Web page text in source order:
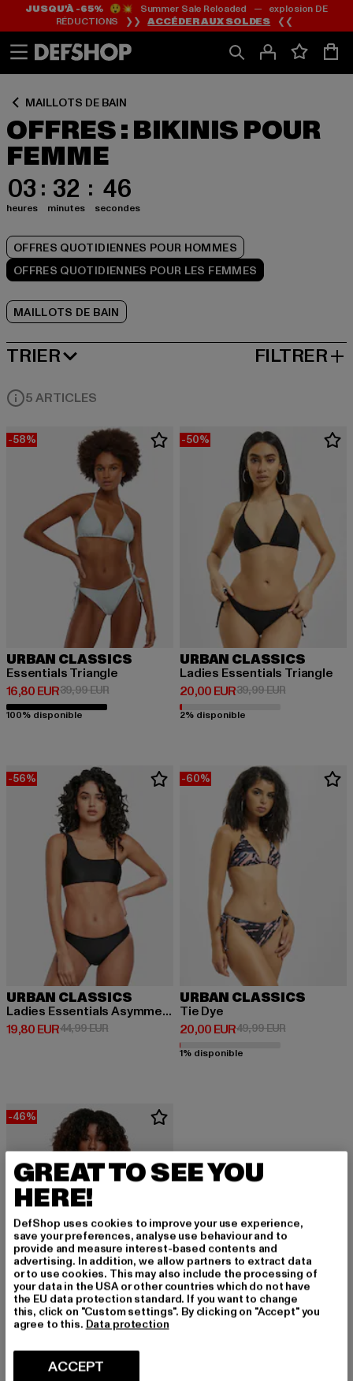
Passer
au
Passer
au
de
JUSQU’À -65%😲💥 Summer Sale Reloaded — explosion DE
RÉDUCTIONS ❯❯ACCÉDER AUX SOLDES ❮❮
MAILLOTS DE BAIN
OFFRES : BIKINIS POUR
FEMME
03
heures
32
minutes
46
secondes
OFFRES QUOTIDIENNES POUR HOMMES
OFFRES QUOTIDIENNES POUR LES FEMMES
MAILLOTS DE BAIN
Passer
au
de
TRIER
MEILLEURES VENTES FILTRER
5 ARTICLES
-58%
URBAN CLASSICS
Essentials Triangle
16,80 EUR
Prix courant: 16,80 EUR
39,99 EURPrix en promotion: 39,99 EUR
100% disponible
-50%
URBAN CLASSICS
Ladies Essentials Triangle
20,00 EUR
Prix courant: 20,00 EUR
39,99 EURPrix en
2% disponible
-56%
URBAN CLASSICS
Ladies Essentials Asymmetric Tank Top
19,80 EUR
Prix courant: 19,80 EUR
44,99 EURPrix en promotion: 44,99 EUR
-60%
URBAN CLASSICS
Tie Dye
20,00 EUR
Prix courant: 20,00 EUR
49,99 EURPrix en
1% disponible
-46%
18,89 EUR
Prix courant: 18,89 EUR
34,99 EUR
GREAT TO SEE YOU
HERE!
DefShop uses cookies to improve your use experience,
save your preferences, analyse use behaviour and to
provide and measure interest-based contents and
advertising. In addition, we allow partners to extract data
or to use cookies. This may also include the processing of
your data in the USA or other countries which do not have
the EU data protection standard. If you want to change
this, click on "Custom settings". By clicking on "Accept" you
agree to this. Data protection
ACCEPT